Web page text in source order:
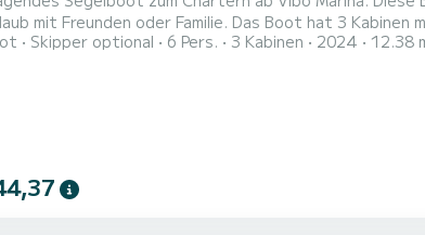
Familie. Das Boot hat 3 Kabinen mit allem Komfort und eine Kapazität von 8 Personen. Mit einer
von 12 Metern wird es Ihr perfekter Begleiter
Skipper optional 6 Pers. 3 Kabinen 2024 12.38